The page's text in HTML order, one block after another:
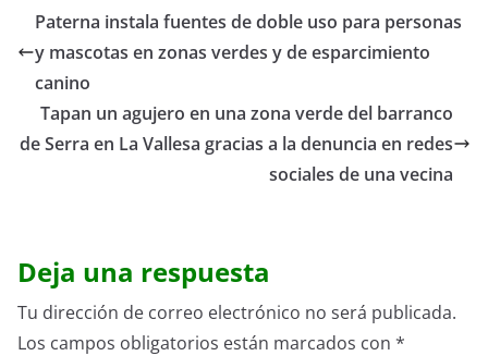
Paterna instala fuentes de doble uso para personas
y mascotas en zonas verdes y de esparcimiento
canino
Tapan un agujero en una zona verde del barranco
de Serra en La Vallesa gracias a la denuncia en redes
sociales de una vecina
Deja una respuesta
Tu dirección de correo electrónico no será publicada.
Los campos obligatorios están marcados con *